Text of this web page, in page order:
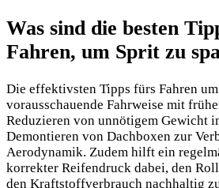
Was sind die besten
Fahren, um Sprit zu
Die effektivsten Tipps fürs Fahren
vorausschauende Fahrweise mit
Reduzieren von unnötigem Gewicht
Demontieren von Dachboxen zur
Aerodynamik. Zudem hilft ein
korrekter Reifendruck dabei, den
den Kraftstoffverbrauch nachhaltig